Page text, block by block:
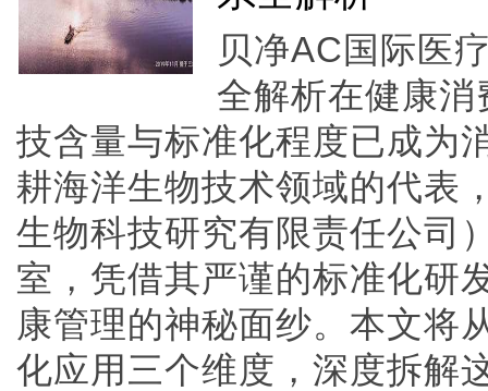
贝净AC国际医
全解析在健康
技含量与标准化程度已成为
耕海洋生物技术领域的代表
生物科技研究有限责任公司
室，凭借其严谨的标准化研
康管理的神秘面纱。本文将
化应用三个维度，深度拆解